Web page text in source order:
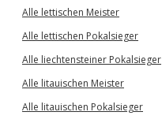
Alle lettischen Meister
Alle lettischen Pokalsieger
Alle liechtensteiner Pokalsieger
Alle litauischen Meister
Alle litauischen Pokalsieger